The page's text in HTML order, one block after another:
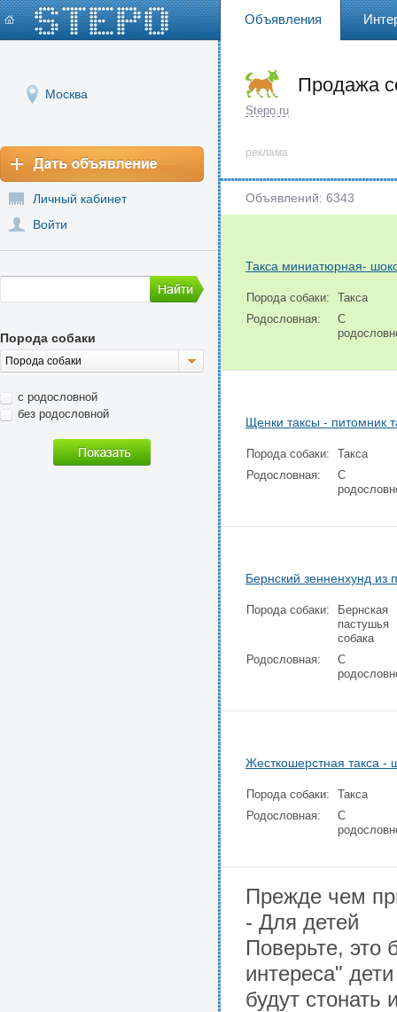
Объявления
Москва
Личный кабинет
Войти
Порода собаки
Порода собаки
с родословной
без родословной
Продажа
Stepo.ru
реклама
Объявлений: 6343
Такса миниатюрная-
Порода собаки:
Такса
Родословная:
С
Щенки таксы - питомник
Порода собаки:
Такса
Родословная:
С
Бернский зенненхунд из
Порода собаки:
Бернская
пастушья
собака
Родословная:
С
Жесткошерстная такса -
Порода собаки:
Такса
Родословная:
С
Прежде чем
- Для детей
Поверьте, это
интереса"
будут стонать